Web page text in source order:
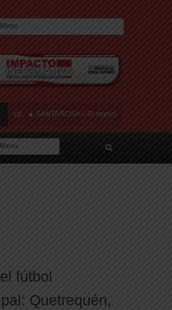
SANTA ROSA – El municipio plantó más de 600
River lo descartó y el pibe Jaime brilla en Peñarol
fútbol
Quetrequén,